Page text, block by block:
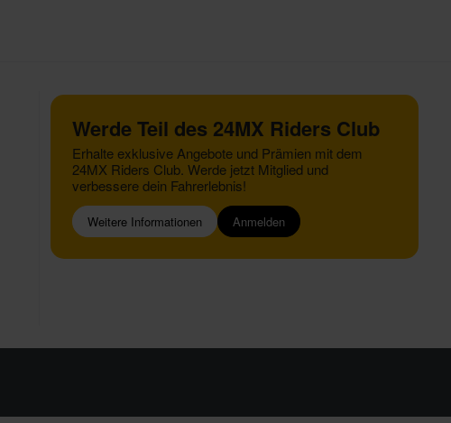
Werde Teil des 24MX Riders Club
Erhalte exklusive Angebote und Prämien mit dem
24MX Riders Club. Werde jetzt Mitglied und
verbessere dein Fahrerlebnis!
Weitere Informationen Anmelden